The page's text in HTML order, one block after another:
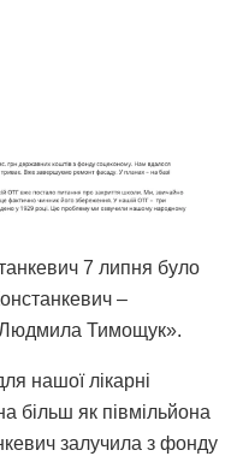
7 липня було
–
Людмила Тимощук».
нашої лікарні
більш як півмільйона
залучила з фонду